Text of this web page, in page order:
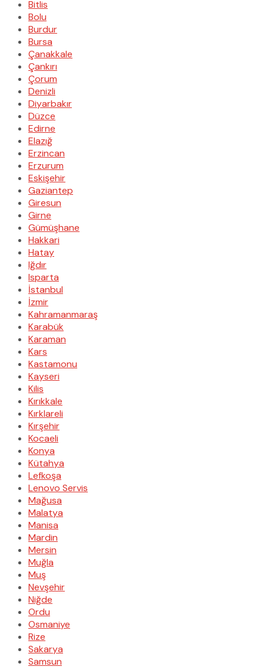
Bitlis
Bolu
Burdur
Bursa
Çanakkale
Çankırı
Çorum
Denizli
Diyarbakır
Düzce
Edirne
Elazığ
Erzincan
Erzurum
Eskişehir
Gaziantep
Giresun
Girne
Gümüşhane
Hakkari
Hatay
Iğdır
Isparta
İstanbul
İzmir
Kahramanmaraş
Karabük
Karaman
Kars
Kastamonu
Kayseri
Kilis
Kırıkkale
Kırklareli
Kırşehir
Kocaeli
Konya
Kütahya
Lefkoşa
Lenovo Servis
Mağusa
Malatya
Manisa
Mardin
Mersin
Muğla
Muş
Nevşehir
Niğde
Ordu
Osmaniye
Rize
Sakarya
Samsun